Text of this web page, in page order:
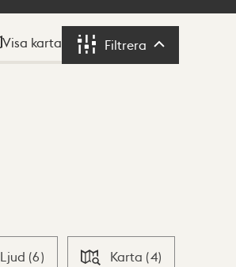
Visa karta Filtrera Filtrera
Ljud (6) Karta (4)